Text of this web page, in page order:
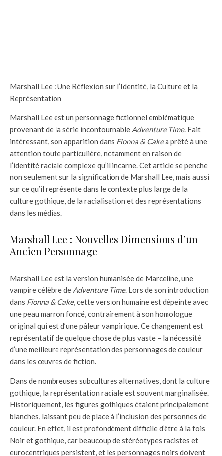
Marshall Lee : Une Réflexion sur l’Identité, la Culture et la
Représentation
Marshall Lee est un personnage fictionnel emblématique
provenant de la série incontournable Adventure Time. Fait
intéressant, son apparition dans Fionna & Cakea prêté à une
attention toute particulière, notamment en raison de
l’identité raciale complexe qu’il incarne. Cet article se penche
non seulement sur la signification de Marshall Lee, mais aussi
sur ce qu’il représente dans le contexte plus large de la
culture gothique, de la racialisation et des représentations
dans les médias.
Marshall Lee : Nouvelles Dimensions d’un
Ancien Personnage
Marshall Lee est la version humanisée de Marceline, une
vampire célèbre de Adventure Time. Lors de son introduction
dans Fionna & Cake, cette version humaine est dépeinte avec
une peau marron foncé, contrairement à son homologue
original qui est d’une pâleur vampirique. Ce changement est
représentatif de quelque chose de plus vaste – la nécessité
d’une meilleure représentation des personnages de couleur
dans les œuvres de fiction.
Dans de nombreuses subcultures alternatives, dont la culture
gothique, la représentation raciale est souvent marginalisée.
Historiquement, les figures gothiques étaient principalement
blanches, laissant peu de place à l’inclusion des personnes de
couleur. En effet, il est profondément difficile d’être à la fois
Noir et gothique, car beaucoup de stéréotypes racistes et
eurocentriques persistent, et les personnages noirs doivent